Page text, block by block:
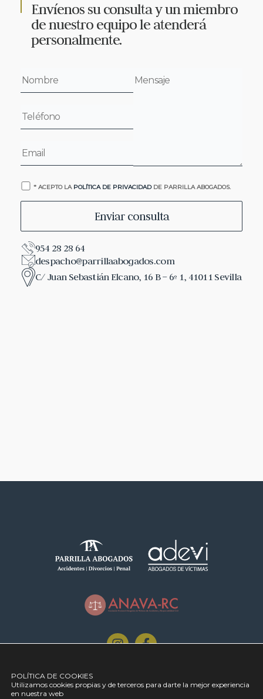
Envíenos su consulta y un miembro
de nuestro equipo le atenderá
personalmente.
* ACEPTO LA POLÍTICA DE PRIVACIDADDE PARRILLA ABOGADOS.
954 28 28 64
despacho@parrillaabogados.com
C/ Juan Sebastián Elcano, 16 B – 6º 1, 41011 Sevilla
despacho@parrillaabogados.com
POLÍTICA DE COOKIES
Utilizamos cookies propias y de terceros para darte la mejor experiencia
en nuestra web